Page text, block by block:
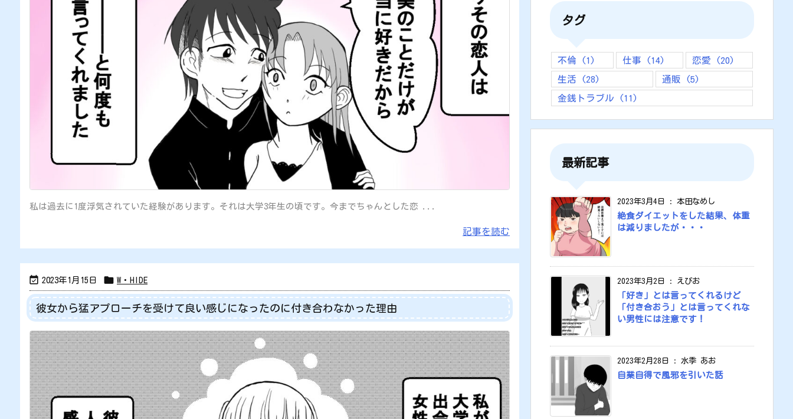
私は過去に1度浮気されていた経験があります。それは大学3年生の頃です。今までちゃんとした恋 ...
記事を読む
 2023年1月15日  W・HIDE
彼女から猛アプローチを受けて良い感じになったのに付き合わなかった理由
タグ
不倫 (1) 仕事 (14) 恋愛 (20)
生活 (28) 通販 (5)
金銭トラブル (11)
最新記事
2023年3月4日 : 本田なめし
絶食ダイエットをした結果、体重
は減りましたが・・・
2023年3月2日 : えびお
「好き」とは言ってくれるけど
「付き合おう」とは言ってくれな
い男性には注意です！
2023年2月28日 : 水季 あお
自業自得で風邪を引いた話